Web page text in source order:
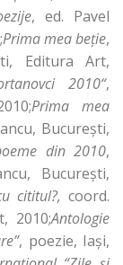
, ed. Pavel
Prima mea beție,
Editura Art,
2010“,
Prima mea
București,
din 2010,
București,
cititul?, coord.
2010;Antologie
, poezie, Iași,